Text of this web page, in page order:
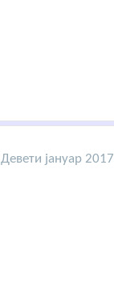
Девети јануар 2017